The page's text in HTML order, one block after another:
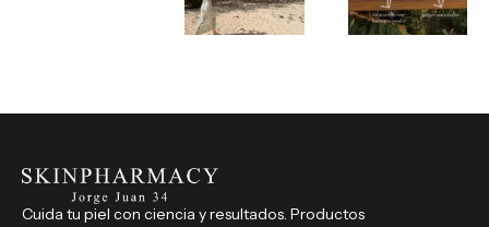
Cuida tu piel con ciencia y resultados. Productos